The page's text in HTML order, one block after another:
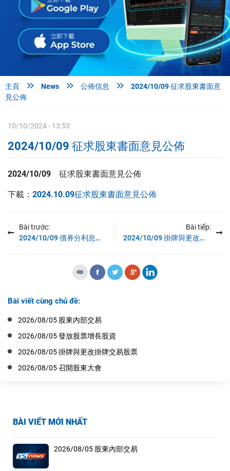
主頁  News  公佈信息 
2024/10/09 征求股東書面意
見公佈
BÀI VIẾT MỚI NHẤT
2026/08/05 股東內部交易
10/10/2024 - 13:53
2024/10/09 征求股東書面意見公佈
2024/10/09 征求股東書面意見公佈
下載： 2024.10.09征求股東書面意見公佈
Bài trước:
2024/10/09 債券分利息公佈
Bài tiếp:
2024/10/09 掛牌與更改掛牌交易股票公佈
Bài viết cùng chủ đề:
2026/08/05 股東內部交易
2026/08/05 發放股票增長股資
2026/08/05 掛牌與更改掛牌交易股票
2026/08/05 召開股東大會